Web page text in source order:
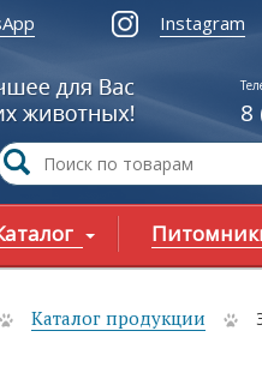
Instagram
8
Каталог продукции